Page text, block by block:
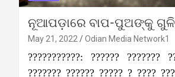
ନୂଆପଡ଼ାରେ ବାପ-ପୁଅଙ୍କୁ
May 21, 2022 Odian Media Network1
???????????: ?????? ???????
??????? ?????? ????? ? ????